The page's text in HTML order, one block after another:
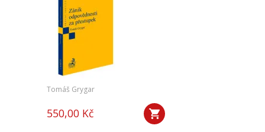
Tomáš Grygar
550,00 Kč